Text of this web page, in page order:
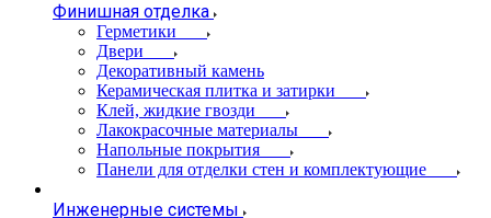
Финишная отделка
Герметики
Двери
Декоративный камень
Керамическая плитка и затирки
Клей, жидкие гвозди
Лакокрасочные материалы
Напольные покрытия
Панели для отделки стен и комплектующие
Инженерные системы